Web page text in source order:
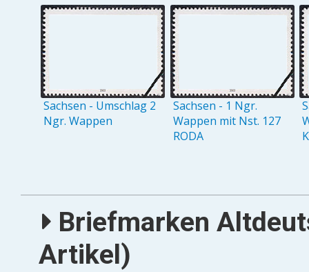
Sachsen - Umschlag 2
Ngr. Wappen
Sachsen - 1 Ngr.
Wappen mit Nst. 127
RODA
Briefmarken
Artikel)